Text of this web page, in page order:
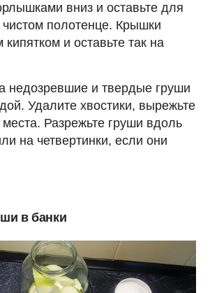
вниз и оставьте для
полотенце. Крышки
кипятком и оставьте так на
недозревшие и твердые груши
Удалите хвостики, вырежьте
Разрежьте груши вдоль
на четвертинки, если они
в банки